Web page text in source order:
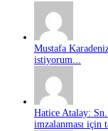
Mustafa
istiyorum...
Hatice Atalay:
imzalanması için